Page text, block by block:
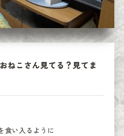
ねこさん見てる？見てま
食い入るように